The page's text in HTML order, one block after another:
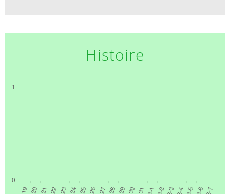
Histoire